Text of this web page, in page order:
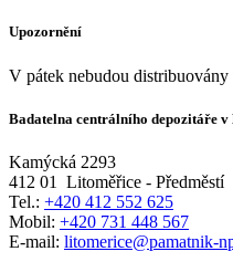
Upozornění
V pátek nebudou
Badatelna centrálního depozitáře
Kamýcká 2293
412 01
Litoměřice - Předměstí
Tel.: +420 412 552 625
Mobil: +420 731 448 567
E-mail: litomerice@pamatnik-